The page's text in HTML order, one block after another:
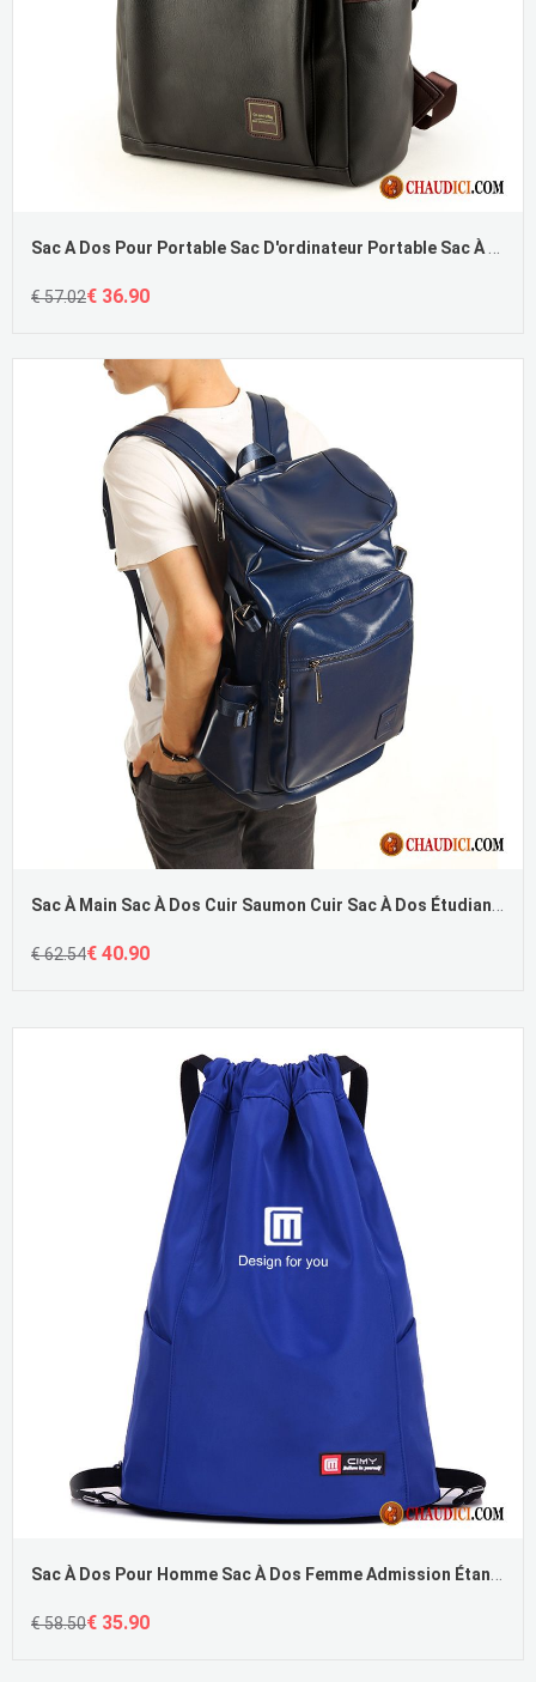
Sac A Dos Pour Portable Sac D'ordinateur Portable Sac À Dos Cartable Tendance Étudiant Pas Cher
€ 57.02€ 36.90
Sac À Main Sac À Dos Cuir Saumon Cuir Sac À Dos Étudiant Grand Paquet Homme Pas Cher
€ 62.54€ 40.90
Sac À Dos Pour Homme Sac À Dos Femme Admission Étanche Lumière
€ 58.50€ 35.90